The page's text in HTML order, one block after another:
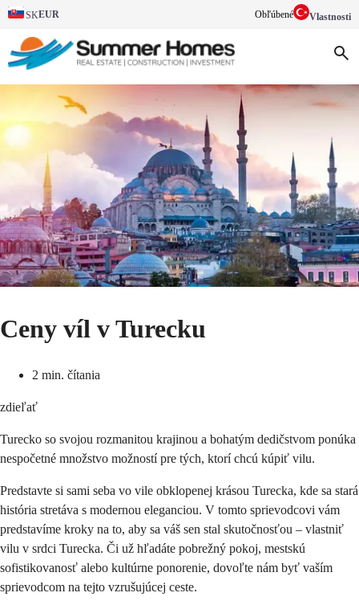
SKEUR Obľúbené Vlastnosti
Ceny víl v Turecku
2 min. čítania
zdieľať
Turecko so svojou rozmanitou krajinou a bohatým dedičstvom ponúka
nespočetné množstvo možností pre tých, ktorí chcú kúpiť vilu.
Predstavte si sami seba vo vile obklopenej krásou Turecka, kde sa stará
história stretáva s modernou eleganciou. V tomto sprievodcovi vám
predstavíme kroky na to, aby sa váš sen stal skutočnosťou – vlastniť
vilu v srdci Turecka. Či už hľadáte pobrežný pokoj, mestskú
sofistikovanosť alebo kultúrne ponorenie, dovoľte nám byť vaším
sprievodcom na tejto vzrušujúcej ceste.